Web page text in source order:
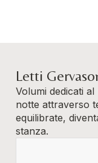
Letti
Volumi dedicati
notte attraverso
equilibrate,
stanza.